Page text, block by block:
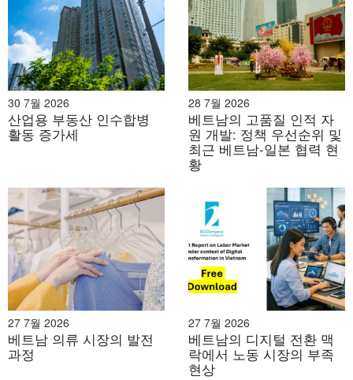
30 7월 2026
산업용 부동산 인수합병
활동 증가세
28 7월 2026
베트남의 고품질 인적 자
원 개발: 정책 우선순위 및
최근 베트남-일본 협력 현
황
27 7월 2026
베트남 의류 시장의 발전
과정
27 7월 2026
베트남의 디지털 전환 맥
락에서 노동 시장의 부족
현상